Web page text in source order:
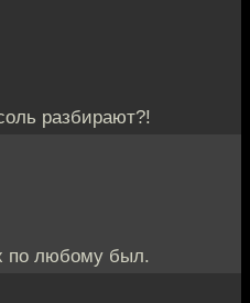
разбирают?!
по любому был.